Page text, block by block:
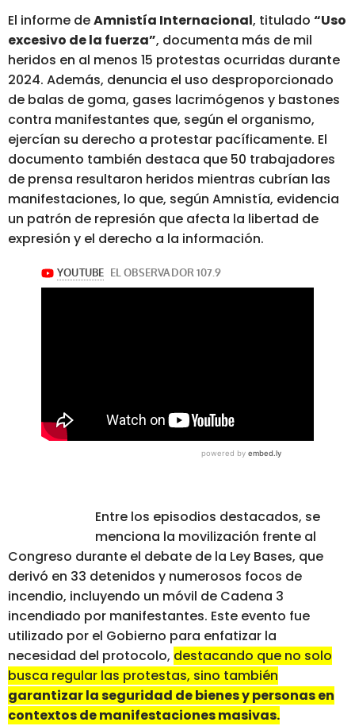
El informe deAmnistía Internacional, titulado “Uso
excesivo de la fuerza”, documenta más de mil
heridos en al menos 15 protestas ocurridas durante
2024. Además, denuncia el uso desproporcionado
de balas de goma, gases lacrimógenos y bastones
contra manifestantes que, según el organismo,
ejercían su derecho a protestar pacíficamente. El
documento también destaca que 50 trabajadores
de prensa resultaron heridos mientras cubrían las
manifestaciones, lo que, según Amnistía, evidencia
un patrón de represión que afecta la libertad de
expresión y el derecho a la información.
Entre los episodios destacados, se
menciona la movilización frente al
Congreso durante el debate de la Ley Bases, que
derivó en 33 detenidos y numerosos focos de
incendio, incluyendo un móvil de Cadena 3
incendiado por manifestantes. Este evento fue
utilizado por el Gobierno para enfatizar la
necesidad del protocolo, destacando que no solo
busca regular las protestas, sino también
garantizar la seguridad de bienes y personas en
contextos de manifestaciones masivas.